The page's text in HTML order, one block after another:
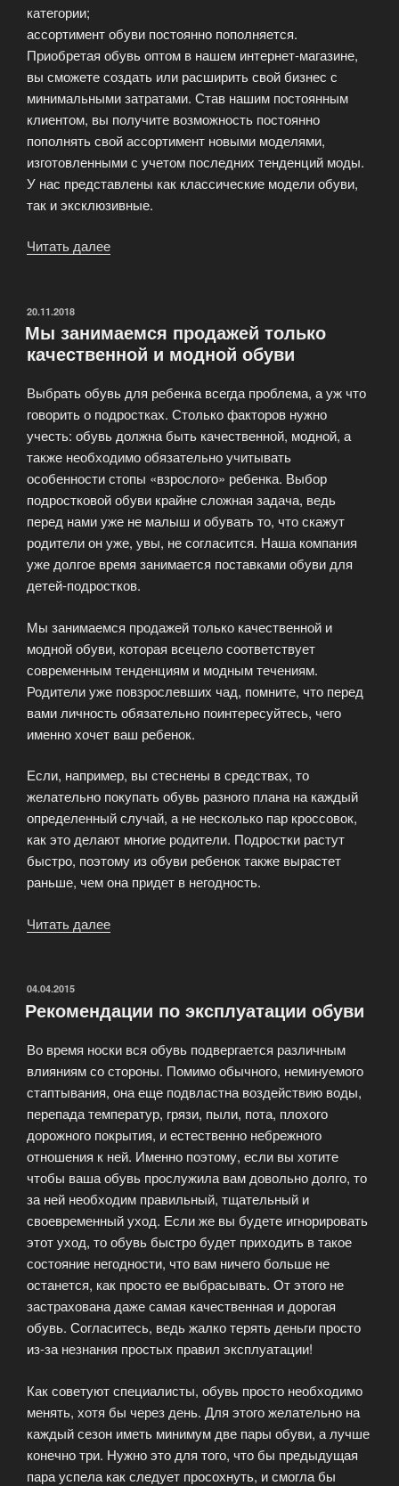
категории;
ассортимент обуви постоянно пополняется.
Приобретая обувь оптом в нашем интернет-магазине,
вы сможете создать или расширить свой бизнес с
минимальными затратами. Став нашим постоянным
клиентом, вы получите возможность постоянно
пополнять свой ассортимент новыми моделями,
изготовленными с учетом последних тенденций моды.
У нас представлены как классические модели обуви,
так и эксклюзивные.
Читать далее
ShoesMania»
ОПУБЛИКОВАНО
20.11.2018
Мы занимаемся продажей только
качественной и модной обуви
Выбрать обувь для ребенка всегда проблема, а уж что
говорить о подростках. Столько факторов нужно
учесть: обувь должна быть качественной, модной, а
также необходимо обязательно учитывать
особенности стопы «взрослого» ребенка. Выбор
подростковой обуви крайне сложная задача, ведь
перед нами уже не малыш и обувать то, что скажут
родители он уже, увы, не согласится. Наша компания
уже долгое время занимается поставками обуви для
детей-подростков.
Мы занимаемся продажей только качественной и
модной обуви, которая всецело соответствует
современным тенденциям и модным течениям.
Родители уже повзрослевших чад, помните, что перед
вами личность обязательно поинтересуйтесь, чего
именно хочет ваш ребенок.
Если, например, вы стеснены в средствах, то
желательно покупать обувь разного плана на каждый
определенный случай, а не несколько пар кроссовок,
как это делают многие родители. Подростки растут
быстро, поэтому из обуви ребенок также вырастет
раньше, чем она придет в негодность.
Читать далее
качественной
модной
обуви»
ОПУБЛИКОВАНО
04.04.2015
Рекомендации по эксплуатации обуви
Во время носки вся обувь подвергается различным
влияниям со стороны. Помимо обычного, неминуемого
стаптывания, она еще подвластна воздействию воды,
перепада температур, грязи, пыли, пота, плохого
дорожного покрытия, и естественно небрежного
отношения к ней. Именно поэтому, если вы хотите
чтобы ваша обувь прослужила вам довольно долго, то
за ней необходим правильный, тщательный и
своевременный уход. Если же вы будете игнорировать
этот уход, то обувь быстро будет приходить в такое
состояние негодности, что вам ничего больше не
останется, как просто ее выбрасывать. От этого не
застрахована даже самая качественная и дорогая
обувь. Согласитесь, ведь жалко терять деньги просто
из-за незнания простых правил эксплуатации!
Как советуют специалисты, обувь просто необходимо
менять, хотя бы через день. Для этого желательно на
каждый сезон иметь минимум две пары обуви, а лучше
конечно три. Нужно это для того, что бы предыдущая
пара успела как следует просохнуть, и смогла бы